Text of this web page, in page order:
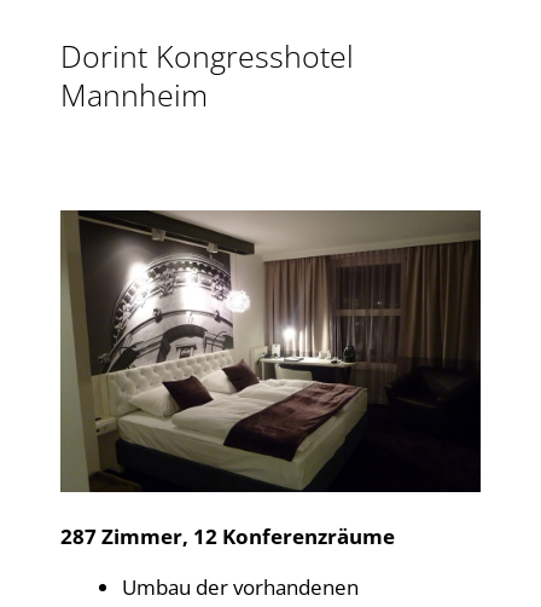
Dorint Kongresshotel
Mannheim
287 Zimmer, 12 Konferenzräume
Umbau der vorhandenen